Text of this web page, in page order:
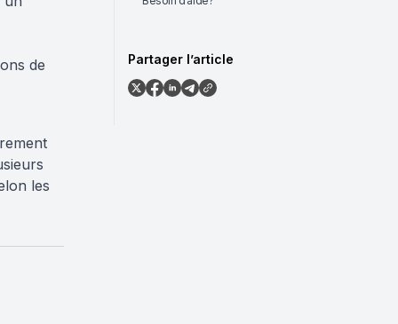
de
les
Partager l’article